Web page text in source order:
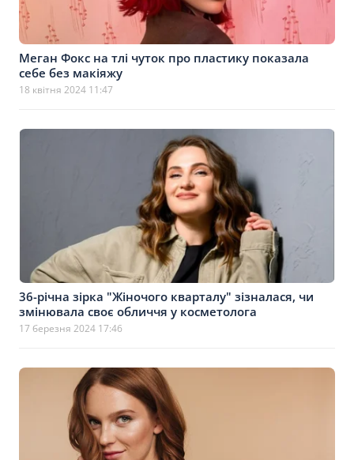
Меган Фокс на тлі чуток про пластику показала
себе без макіяжу
18 квітня 2024 11:47
36-річна зірка "Жіночого кварталу" зізналася, чи
змінювала своє обличчя у косметолога
17 березня 2024 17:46